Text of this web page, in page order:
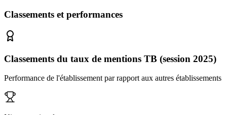
Classements et performances
Classements du taux de mentions TB (session 2025)
Performance de l'établissement par rapport aux autres établissements